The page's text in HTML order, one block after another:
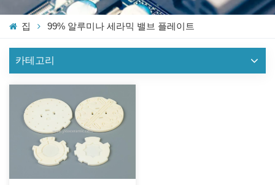
집 99% 알루미나 세라믹 밸브 플레이트
카테고리